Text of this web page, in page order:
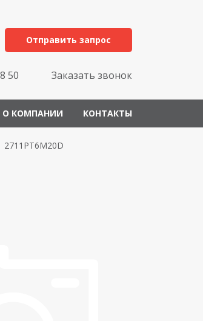
Отправить запрос
50 Заказать звонок
О КОМПАНИИ КОНТАКТЫ
2711PT6M20D